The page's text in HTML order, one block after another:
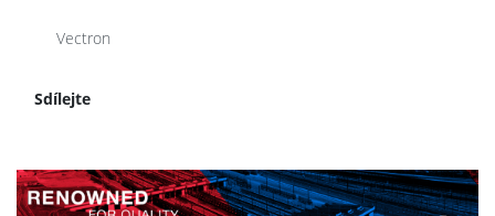
Vectron
Sdílejte